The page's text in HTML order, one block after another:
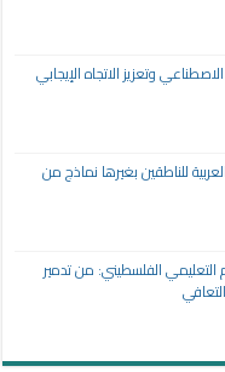
وتعزيز الاتجاه الإيجابي
للناطقين بغيرها نماذج من
النظام التعليمي الفلسطيني: من تدمير